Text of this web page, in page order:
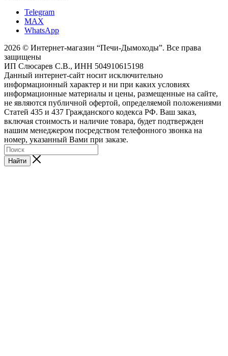
Telegram
MAX
WhatsApp
2026 © Интернет-магазин “Печи-Дымоходы”. Все права
защищены
ИП Слюсарев С.В., ИНН 504910615198
Данный интернет-сайт носит исключительно
информационный характер и ни при каких условиях
информационные материалы и цены, размещенные на сайте,
не являются публичной офертой, определяемой положениями
Статей 435 и 437 Гражданского кодекса РФ. Ваш заказ,
включая стоимость и наличие товара, будет подтвержден
нашим менеджером посредством телефонного звонка на
номер, указанный Вами при заказе.
Найти